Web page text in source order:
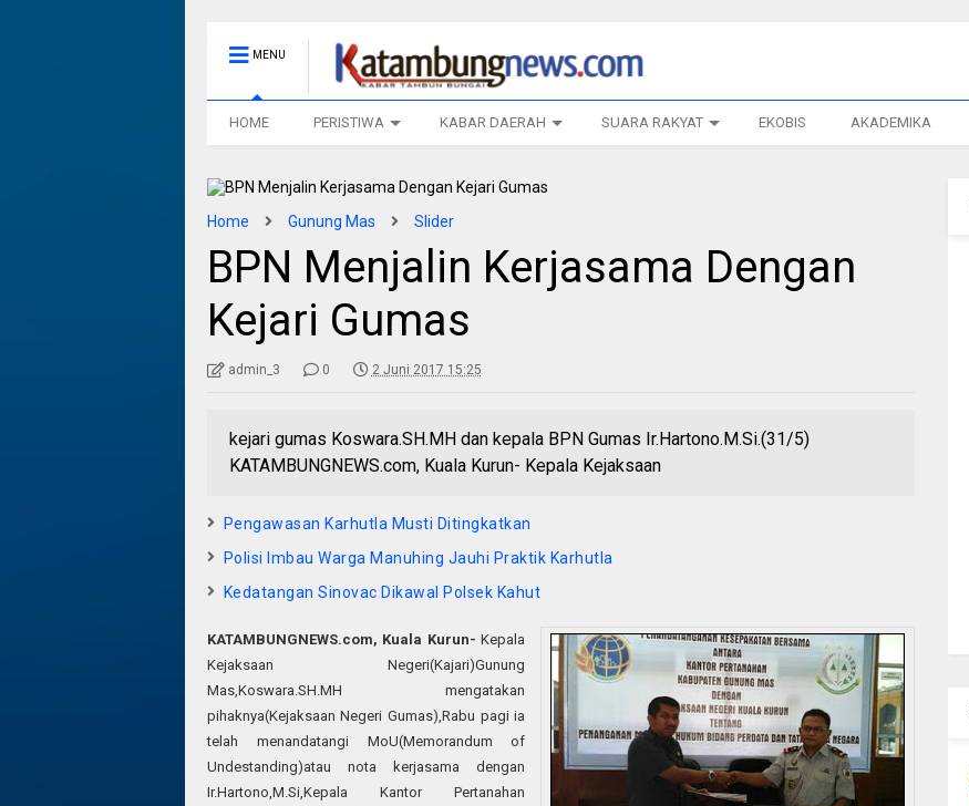
MENU
HOME PERISTIWA KABAR DAERAH SUARA RAKYAT EKOBIS AKADEMIKA
Home Gunung Mas Slider
BPN Menjalin Kerjasama Dengan
Kejari Gumas
admin_3 0 2 Juni 2017 15:25
kejari gumas Koswara.SH.MH dan kepala BPN Gumas Ir.Hartono.M.Si.(31/5)
KATAMBUNGNEWS.com, Kuala Kurun- Kepala Kejaksaan
Pengawasan Karhutla Musti Ditingkatkan
Polisi Imbau Warga Manuhing Jauhi Praktik Karhutla
Kedatangan Sinovac Dikawal Polsek Kahut
KATAMBUNGNEWS.com, Kuala Kurun-Kepala
Kejaksaan Negeri(Kajari)Gunung
Mas,Koswara.SH.MH mengatakan
pihaknya(Kejaksaan Negeri Gumas),Rabu pagi ia
telah menandatangi MoU(Memorandum of
Undestanding)atau nota kerjasama dengan
Ir.Hartono,M.Si,Kepala Kantor Pertanahan